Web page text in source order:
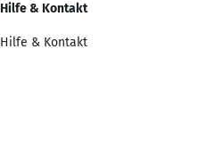
Hilfe & Kontakt
Hilfe & Kontakt